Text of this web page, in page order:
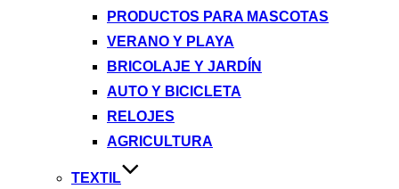
PRODUCTOS PARA MASCOTAS
VERANO Y PLAYA
BRICOLAJE Y JARDÍN
AUTO Y BICICLETA
RELOJES
AGRICULTURA
TEXTIL